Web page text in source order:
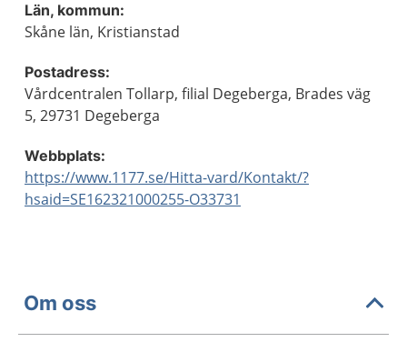
Län, kommun:
Skåne län, Kristianstad
Postadress:
Vårdcentralen Tollarp, filial Degeberga, Brades väg
5, 29731 Degeberga
Webbplats:
https://www.1177.se/Hitta-vard/Kontakt/?
hsaid=SE162321000255-O33731
Om oss